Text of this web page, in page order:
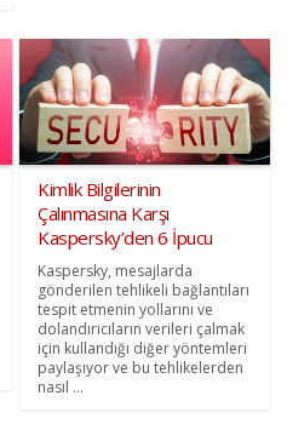
Kimlik Bilgilerinin
Çalınmasına Karşı
Kaspersky’den 6 İpucu
Kaspersky, mesajlarda
gönderilen tehlikeli bağlantıları
tespit etmenin yollarını ve
dolandırıcıların verileri çalmak
için kullandığı diğer yöntemleri
paylaşıyor ve bu tehlikelerden
nasıl ...